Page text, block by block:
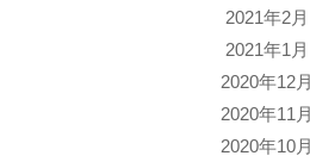
2021年2月
2021年1月
2020年12月
2020年11月
2020年10月